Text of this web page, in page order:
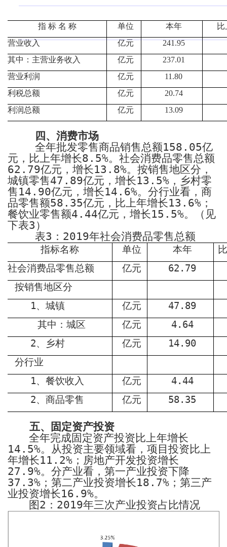
指 标 名 称 单位 本年
营业收入
亿元
241.95
其中：主营业务收入
亿元
237.01
营业利润
亿元
11.80
利税总额
亿元
20.74
利润总额
亿元 13.09
四、 消费市场
全年批发零售商品销售总额158.05亿
元，比上年增长8.5%。社会消费品零售总额
62.79亿元，增长13.8%。按销售地区分，
城镇零售47.89亿元，增长13.5% ，乡村零
售14.90亿元，增长14.6%。分行业看，商
品零售额58.35亿元，比上年增长13.6% ；
餐饮业零售额4.44亿元，增长15.5%。
（见
下表3 ）
表3 ： 2019年社会消费品零售总额
指标名称 单位 本年
社会消费品零售总额
亿元
62.79
按销售地区分
1、城镇 亿元
47.89
其中：城区
亿元
4.64
2、乡村 亿元
14.90
分行业
1、餐饮收入 亿元
4.44
2、商品零售 亿元 58.35
五、固定资产投资
全年完成固定资产投资比上年增长
14.5%。从投资主要领域看，项目投资比上
年增长11.2% ；房地产开发投资增长
27.9%。分产业看，第一产业投资下降
37.3% ；第二产业投资增长18.7% ；第三产
业投资增长16.9%。
图2 ： 2019年三次产业投资占比情况